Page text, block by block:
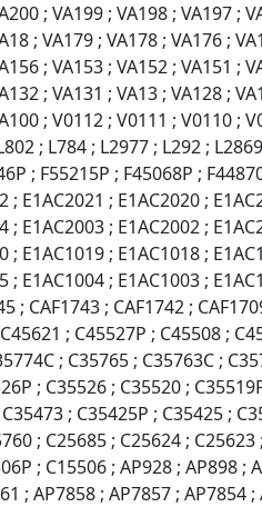
; VA199 ; VA198 ; VA197 ;
; VA179 ; VA178 ; VA176 ;
; VA153 ; VA152 ; VA151 ;
; VA131 ; VA13 ; VA128 ;
; V0112 ; V0111 ; V0110 ;
; L784 ; L2977 ; L292 ;
; F55215P ; F45068P ;
E1AC2021 ; E1AC2020 ;
E1AC2003 ; E1AC2002 ;
E1AC1019 ; E1AC1018 ;
E1AC1004 ; E1AC1003 ;
; CAF1743 ; CAF1742 ;
; C45527P ; C45508 ;
; C35765 ; C35763C ;
; C35526 ; C35520 ;
; C35425P ; C35425 ;
; C25685 ; C25624 ;
; C15506 ; AP928 ; AP898 ;
; AP7858 ; AP7857 ; AP7854